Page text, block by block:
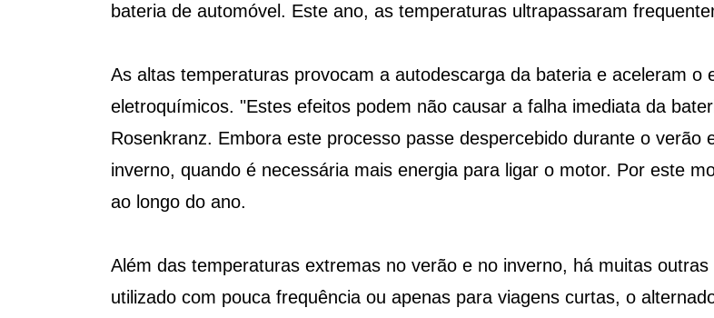
bateria de automóvel. Este ano, as temperaturas ultrapassaram
As altas temperaturas provocam a autodescarga da bateria e aceleram o
eletroquímicos. "Estes efeitos podem não causar a falha imediata da
Rosenkranz. Embora este processo passe despercebido durante o
inverno, quando é necessária mais energia para ligar o motor. Por este
ao longo do ano.
Além das temperaturas extremas no verão e no inverno, há muitas
utilizado com pouca frequência ou apenas para viagens curtas, o